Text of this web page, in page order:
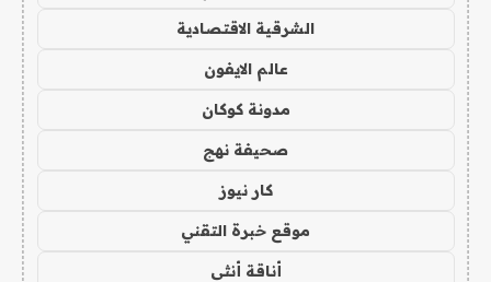
الشرقية الاقتصادية
عالم الايفون
مدونة كوكان
صحيفة نهج
كار نيوز
موقع خبرة التقني
أناقة أنثى